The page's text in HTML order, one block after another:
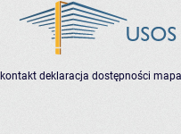
kontakt deklaracja dostępności